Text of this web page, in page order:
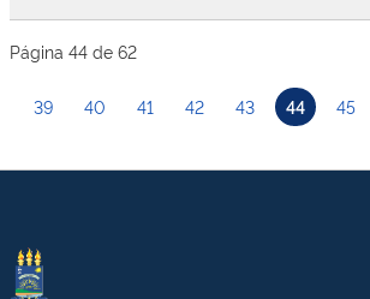
Página 44 de 62
39 40 41 42 43 44 45